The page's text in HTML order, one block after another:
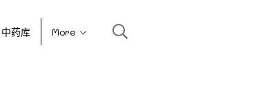
中药库 More